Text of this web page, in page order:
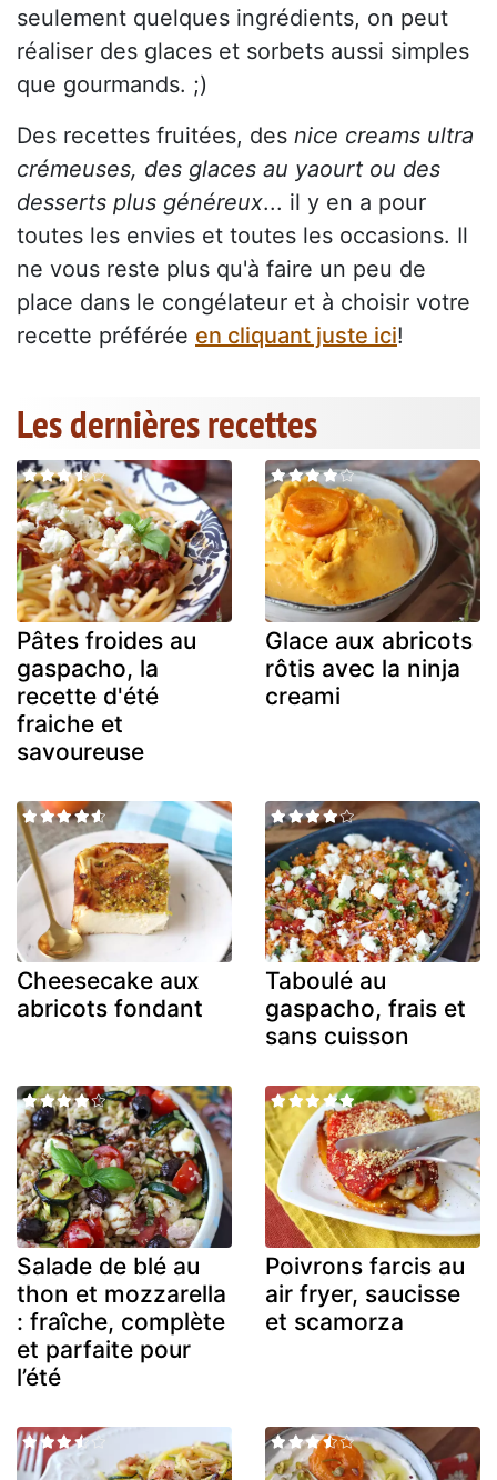
seulement quelques ingrédients, on peut
réaliser des glaces et sorbets aussi simples
que gourmands. ;)
Des recettes fruitées, des nice creams ultra
crémeuses, des glaces au yaourt ou des
desserts plus généreux... il y en a pour
toutes les envies et toutes les occasions. Il
ne vous reste plus qu'à faire un peu de
place dans le congélateur et à choisir votre
recette préférée en cliquant juste ici!
Les dernières recettes
Pâtes froides au
gaspacho, la
recette d'été
fraiche et
savoureuse
Glace aux abricots
rôtis avec la ninja
creami
Cheesecake aux
abricots fondant
Taboulé au
gaspacho, frais et
sans cuisson
Salade de blé au
thon et mozzarella
: fraîche, complète
et parfaite pour
l’été
Poivrons farcis au
air fryer, saucisse
et scamorza